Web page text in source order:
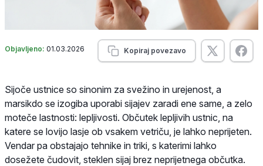
Objavljeno: 01.03.2026 Kopiraj povezavo
Sijoče ustnice so sinonim za svežino in urejenost, a
marsikdo se izogiba uporabi sijajev zaradi ene same, a zelo
moteče lastnosti: lepljivosti. Občutek lepljivih ustnic, na
katere se lovijo lasje ob vsakem vetriču, je lahko neprijeten.
Vendar pa obstajajo tehnike in triki, s katerimi lahko
dosežete čudovit, steklen sijaj brez neprijetnega občutka.